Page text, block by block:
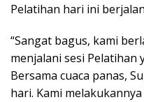
Pelatihan hari ini
“Sangat bagus, kami
menjalani sesi Pelatihan
Bersama cuaca panas,
hari. Kami